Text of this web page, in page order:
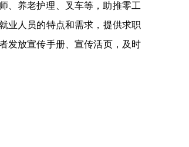
、养老护理、叉车等，助推零工
业人员的特点和需求，提供求职
发放宣传手册、宣传活页，及时